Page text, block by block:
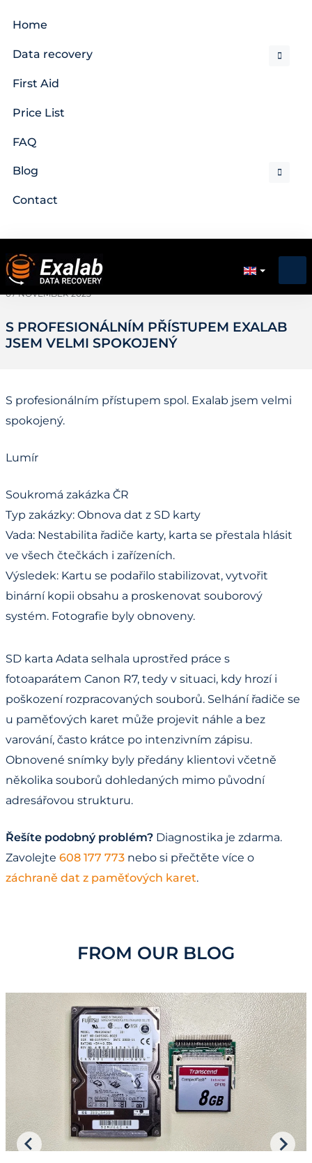
Home
Data recovery
First Aid
Price List
FAQ
Blog
Contact
07 NOVEMBER 2025
S PROFESIONÁLNÍM PŘÍSTUPEM EXALAB
JSEM VELMI SPOKOJENÝ
S profesionálním přístupem spol. Exalab jsem velmi
spokojený.
Lumír
Soukromá zakázka ČR
Typ zakázky: Obnova dat z SD karty
Vada: Nestabilita řadiče karty, karta se přestala hlásit
ve všech čtečkách i zařízeních.
Výsledek: Kartu se podařilo stabilizovat, vytvořit
binární kopii obsahu a proskenovat souborový
systém. Fotografie byly obnoveny.
SD karta Adata selhala uprostřed práce s
fotoaparátem Canon R7, tedy v situaci, kdy hrozí i
poškození rozpracovaných souborů. Selhání řadiče se
u paměťových karet může projevit náhle a bez
varování, často krátce po intenzivním zápisu.
Obnovené snímky byly předány klientovi včetně
několika souborů dohledaných mimo původní
adresářovou strukturu.
Řešíte podobný problém? Diagnostika je zdarma.
Zavolejte 608 177 773 nebo si přečtěte více o
záchraně dat z paměťových karet.
FROM OUR BLOG